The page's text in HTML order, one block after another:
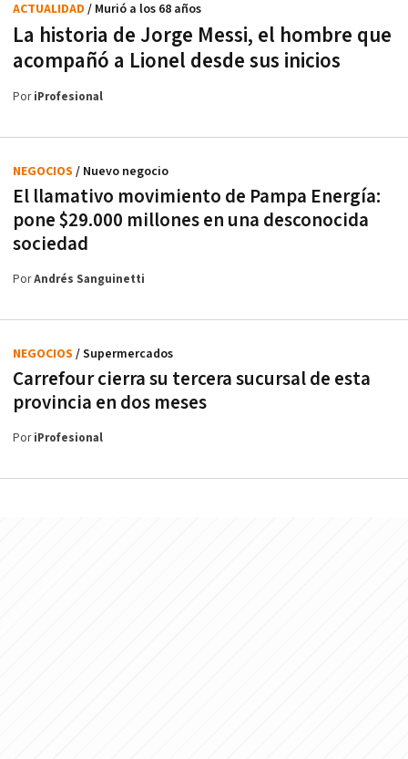
La historia de Jorge Messi, el hombre que
acompañó a Lionel desde sus inicios
ACTUALIDAD / Murió a los 68 años
PoriProfesional
El llamativo movimiento de Pampa Energía:
pone $29.000 millones en una desconocida
sociedad
NEGOCIOS / Nuevo negocio
PorAndrés Sanguinetti
Carrefour cierra su tercera sucursal de esta
provincia en dos meses
NEGOCIOS / Supermercados
PoriProfesional